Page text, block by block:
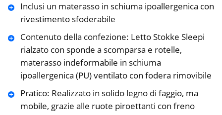
Inclusi un materasso in schiuma ipoallergenica con
rivestimento sfoderabile
Contenuto della confezione: Letto Stokke Sleepi
rialzato con sponde a scomparsa e rotelle,
materasso indeformabile in schiuma
ipoallergenica (PU) ventilato con fodera rimovibile
Pratico: Realizzato in solido legno di faggio, ma
mobile, grazie alle ruote piroettanti con freno